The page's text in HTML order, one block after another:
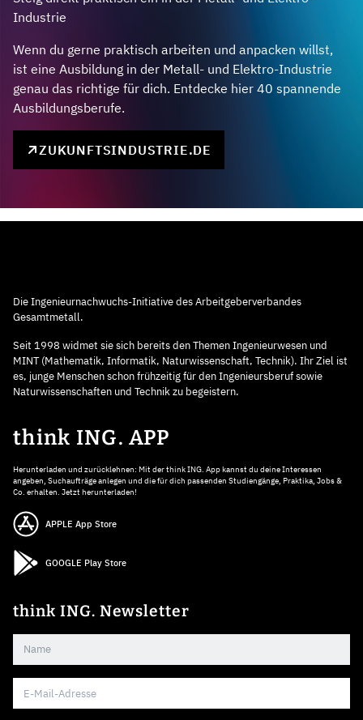
Industrie
Wenn du gerne praktisch arbeiten und anpacken willst,
ist eine Ausbildung in der Metall- und Elektro-Industrie
genau das richtige für dich. Entdecke hier 40 spannende
Ausbildungsberufe.
ZUKUNFTSINDUSTRIE.DE
Die Ingenieurnachwuchs-Initiative des Arbeitgeberverbandes
Gesamtmetall.
Seit 1998 widmet sie sich bereits den Themen Ingenieurwesen und
MINT (Mathematik, Informatik, Naturwissenschaft, Technik). Ihr Ziel ist
es, junge Menschen schon frühzeitig für den Ingenieursberuf sowie
Naturwissenschaften und Technik zu begeistern.
think ING. APP
Herunterladen und zurücklehnen: Mit der think ING. App kannst du deine Interessen
angeben, Suchaufträge anlegen und die für dich passenden Studiengänge, Praktika, Jobs &
Co. erhalten. Jetzt herunterladen!
APPLE App Store
GOOGLE Play Store
think ING. Newsletter